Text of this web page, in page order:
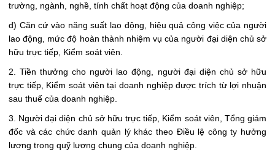
trường, ngành, nghề, tính chất hoạt động của doanh nghiệp;
d) Căn cứ vào năng suất lao động, hiệu quả công việc của người
lao động, mức độ hoàn thành nhiệm vụ của người đại diện chủ sở
hữu trực tiếp, Kiểm soát viên.
2. Tiền thưởng cho người lao động, người đại diện chủ sở hữu
trực tiếp, Kiểm soát viên tại doanh nghiệp được trích từ lợi nhuận
sau thuế của doanh nghiệp.
3. Người đại diện chủ sở hữu trực tiếp, Kiểm soát viên, Tổng giám
đốc và các chức danh quản lý khác theo Điều lệ công ty hưởng
lương trong quỹ lương chung của doanh nghiệp.